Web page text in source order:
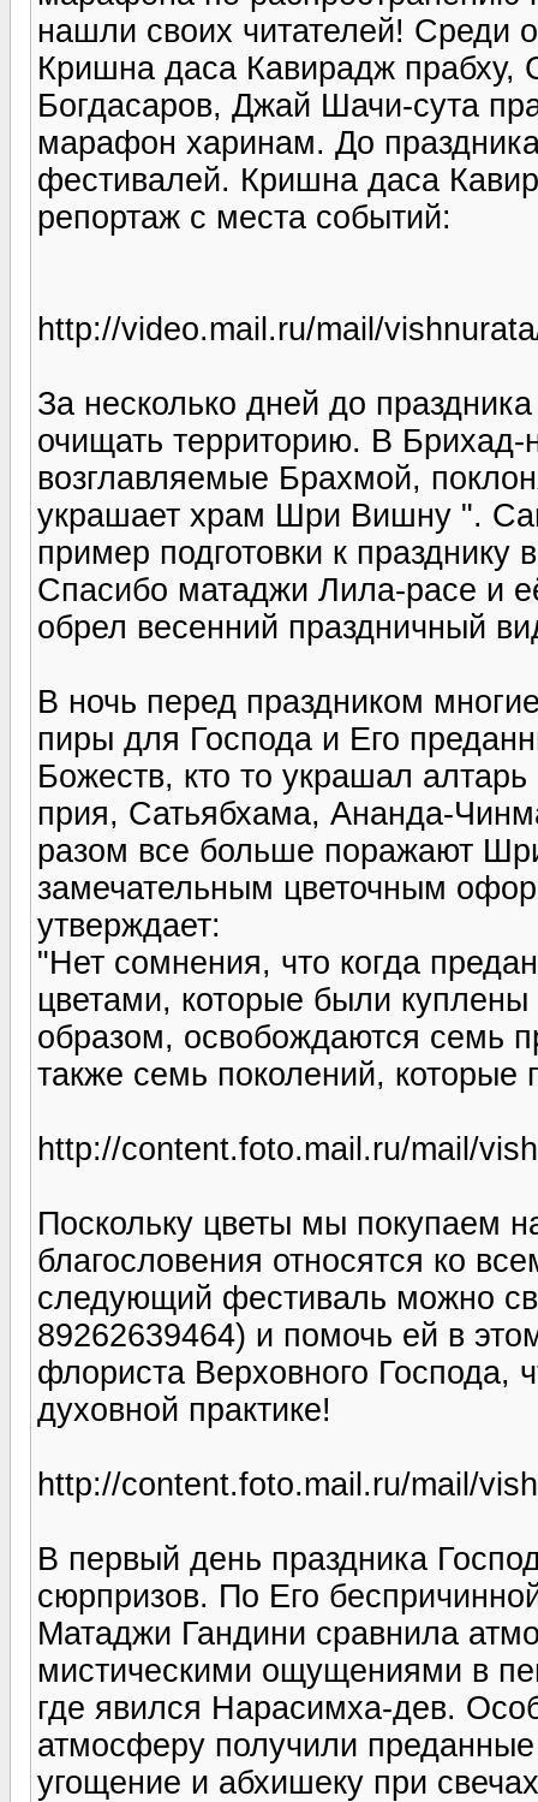
нашли своих читателей! Среди
Кришна даса Кавирадж прабху,
Богдасаров, Джай Шачи-сута
марафон харинам. До
фестивалей. Кришна даса
репортаж с места событий:
http://video.mail.ru/mail/
За несколько дней до
очищать территорию. В Брихад-
возглавляемые Брахмой,
украшает храм Шри Вишну ".
пример подготовки к
Спасибо матаджи Лила-расе и
обрел весенний праздничный
В ночь перед праздником
пиры для Господа и Его
Божеств, кто то украшал
прия, Сатьябхама, Ананда-
разом все больше поражают
замечательным цветочным
утверждает:
"Нет сомнения, что когда
цветами, которые были
образом, освобождаются семь
также семь поколений,
http://content.foto.mail.ru/mail/
Поскольку цветы мы покупаем
благословения относятся ко
следующий фестиваль можно
89262639464) и помочь ей в
флориста Верховного Господа,
духовной практике!
http://content.foto.mail.ru/mail/
В первый день праздника
сюрпризов. По Его
Матаджи Гандини сравнила
мистическими ощущениями в
где явился Нарасимха-дев.
атмосферу получили
угощение и абхишеку при